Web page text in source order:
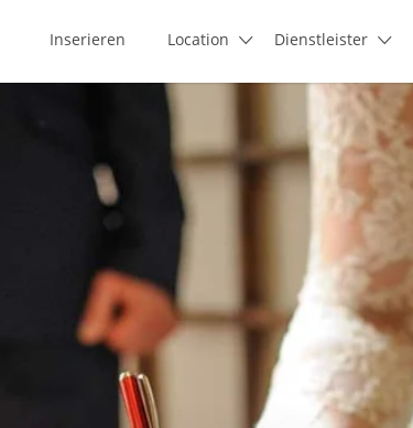
Inserieren Location Dienstleister